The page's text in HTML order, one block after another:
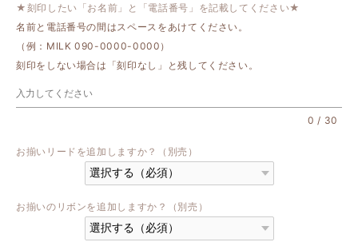
★刻印したい「お名前」と「電話番号」を記載してください★
名前と電話番号の間はスペースをあけてください。
（例：MILK 090-0000-0000）
刻印をしない場合は「刻印なし」と残してください。
0 / 30
お揃いリードを追加しますか？（別売）
お揃いのリボンを追加しますか？（別売）